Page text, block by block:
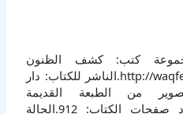
كتب: كشف الظنون
http://waqfeya.com/book.php?bid=705.الناشر للكتاب: دار
من الطبعة القديمة
الأصلية).مجلدات بعدد: 2.عدد صفحات الكتاب: 912.الحالة